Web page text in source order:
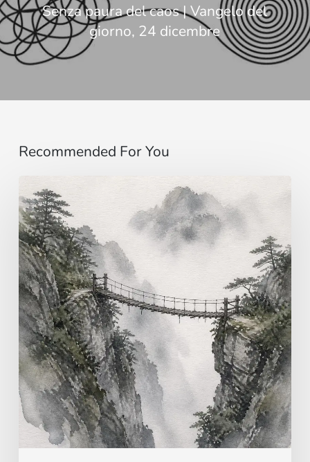
Senza paura del caos | Vangelo del
giorno, 24 dicembre
Recommended For You
Immaginare
…
al
di
là
dei
sensi
|
Vangelo
del
giorno,
agosto